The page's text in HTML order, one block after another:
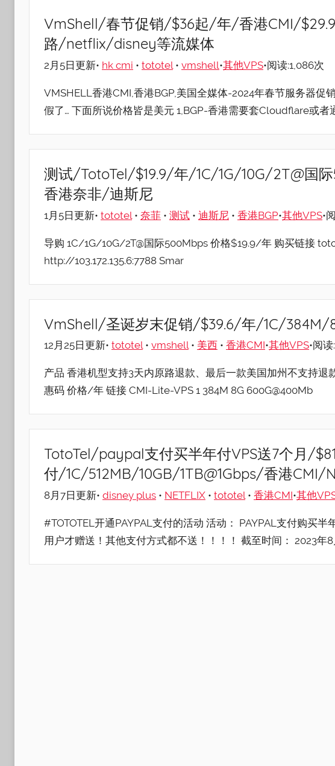
VmShell/春节促销/$36起/年/香港CMI/
路/netflix/disney等流媒体
2月5日更新• hk cmi • tototel • vmshell•其他VPS•阅读:1,086次
VMSHELL香港CMI,香港BGP,美国全媒体-2024年春节服务器促
假了… 下面所说价格皆是美元 1,BGP-香港需要套Cloudflare或者
测试/TotoTel/$19.9/年/1C/1G/10G/2T@国
香港奈非/迪斯尼
1月5日更新• tototel • 奈菲 • 测试 • 迪斯尼 • 香港BGP•其他VPS•
导购 1C/1G/10G/2T@国际500Mbps 价格$19.9/年 购买链接
http://103.172.135.6:7788 Smar
VmShell/圣诞岁末促销/$39.6/年/1C/384M/
12月25日更新• tototel• vmshell• 美西 • 香港CMI•其他VPS•阅读
产品 香港机型支持3天内原路退款、最后一款美国加州不支持退
惠码 价格/年 链接 CMI-Lite-VPS 1 384M 8G 600G@400Mb
TotoTel/paypal支付买半年付VPS送7个月/
付/1C/512MB/10GB/1TB@1Gbps/香港CMI/
8月7日更新• disney plus • NETFLIX • tototel• 香港CMI•其他
#TOTOTEL开通PAYPAL支付的活动 活动： PAYPAL支付购买
用户才赠送！其他支付方式都不送！！！！ 截至时间： 2023年8